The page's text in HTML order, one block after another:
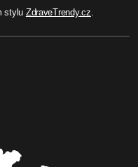
stylu ZdraveTrendy.cz